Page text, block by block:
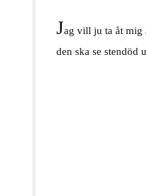
Jag vill ju ta åt mig
den ska se stendöd